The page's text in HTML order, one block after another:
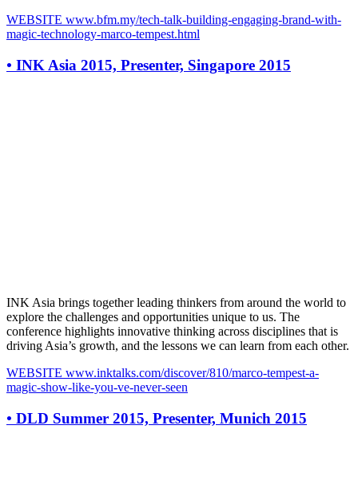
WEBSITE www.bfm.my/tech-talk-building-engaging-brand-with-
magic-technology-marco-tempest.html
• INK Asia 2015, Presenter, Singapore 2015
INK Asia brings together leading thinkers from around the world to
explore the challenges and opportunities unique to us. The
conference highlights innovative thinking across disciplines that is
driving Asia’s growth, and the lessons we can learn from each other.
WEBSITE www.inktalks.com/discover/810/marco-tempest-a-
magic-show-like-you-ve-never-seen
• DLD Summer 2015, Presenter, Munich 2015